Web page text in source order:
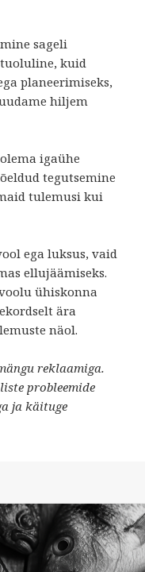
sageli
kuid
planeerimiseks,
hiljem
igaühe
tegutsemine
tulemusi kui
ega luksus, vaid
ellujäämiseks.
ühiskonna
ära
näol.
reklaamiga.
probleemide
ja käituge